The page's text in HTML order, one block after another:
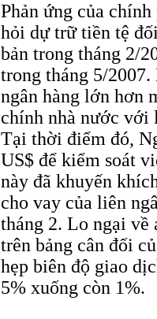
Phản ứng của
hỏi dự trữ tiền tệ
bản trong tháng 2/
trong tháng 5/2007.
ngân hàng lớn hơn
chính nhà nước với
Tại thời điểm đó,
US$ để kiểm soát
này đã khuyến
cho vay của liên
tháng 2. Lo ngại về
trên bảng cân đối
hẹp biên độ giao
5% xuống còn 1%.